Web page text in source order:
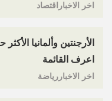
اخر الاخباراقتصاد
الأرجنتين وألمانيا
اعرف القائمة
اخر الاخباررياضة